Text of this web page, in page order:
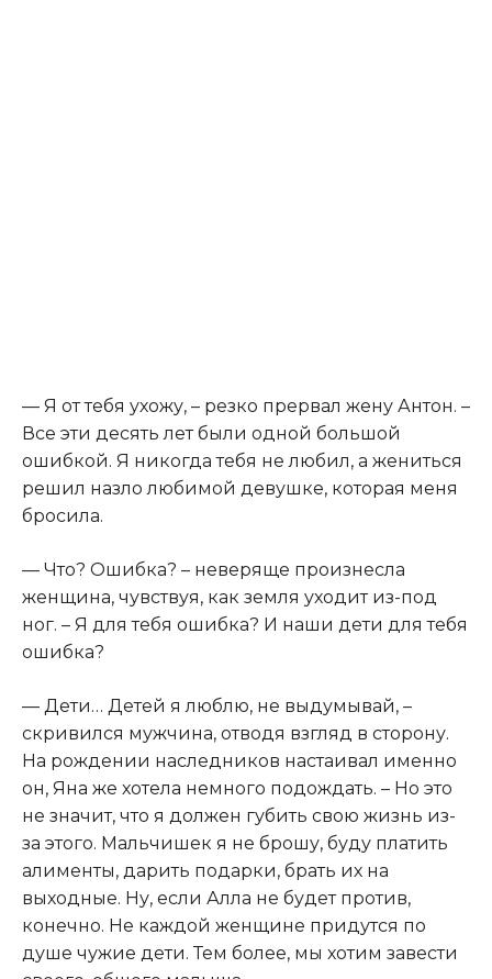
— Я от тебя ухожу, – резко прервал жену Антон. –
Все эти десять лет были одной большой
ошибкой. Я никогда тебя не любил, а жениться
решил назло любимой девушке, которая меня
бросила.
— Что? Ошибка? – неверяще произнесла
женщина, чувствуя, как земля уходит из-под
ног. – Я для тебя ошибка? И наши дети для тебя
ошибка?
— Дети… Детей я люблю, не выдумывай, –
скривился мужчина, отводя взгляд в сторону.
На рождении наследников настаивал именно
он, Яна же хотела немного подождать. – Но это
не значит, что я должен губить свою жизнь из-
за этого. Мальчишек я не брошу, буду платить
алименты, дарить подарки, брать их на
выходные. Ну, если Алла не будет против,
конечно. Не каждой женщине придутся по
душе чужие дети. Тем более, мы хотим завести